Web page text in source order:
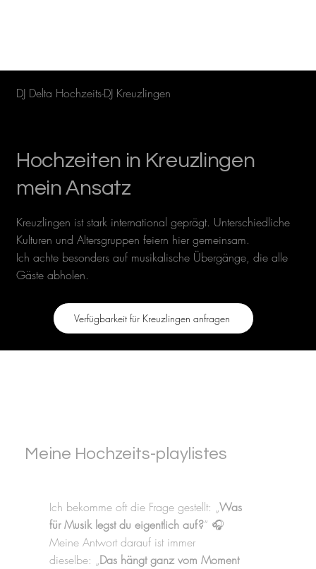
DJ Delta Hochzeits-DJ Kreuzlingen
Hochzeiten in Kreuzlingen
mein Ansatz
Kreuzlingen ist stark international geprägt. Unterschiedliche
Kulturen und Altersgruppen feiern hier gemeinsam.
Ich achte besonders auf musikalische Übergänge, die alle
Gäste abholen.
Verfügbarkeit für Kreuzlingen anfragen
Meine Hochzeits-playlistes
Ich bekomme oft die Frage gestellt: „Was
für Musik legst du eigentlich auf?“ 🎧
Meine Antwort darauf ist immer
dieselbe: „Das hängt ganz vom Moment